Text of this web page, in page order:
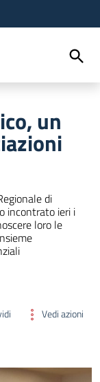
un
di
incontrato ieri i
loro le
Vedi azioni